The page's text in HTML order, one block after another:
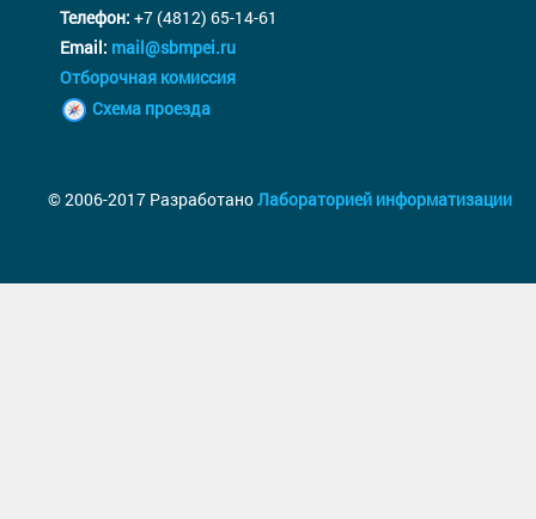
Телефон: +7 (4812) 65-14-61
Email: mail@sbmpei.ru
Отборочная комиссия
Схема проезда
© 2006-2017 РазработаноЛабораторией информатизации